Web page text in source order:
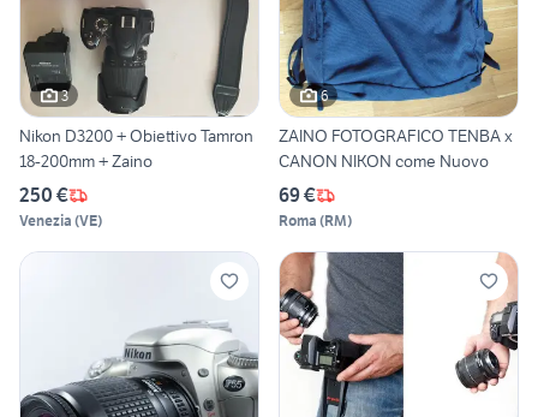
3
Nikon D3200 + Obiettivo Tamron
18-200mm + Zaino
250 €
Venezia (VE)
6
ZAINO FOTOGRAFICO TENBA x
CANON NIKON come Nuovo
69 €
Roma (RM)